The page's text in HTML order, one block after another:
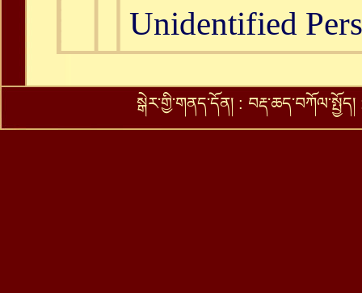
Unidentified
སྒེར་གྱི་གནད་དོན། : བརྡ་ཆད་བཀོལ་སྤྱོད།